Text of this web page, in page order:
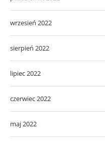
wrzesień 2022
sierpień 2022
lipiec 2022
czerwiec 2022
maj 2022